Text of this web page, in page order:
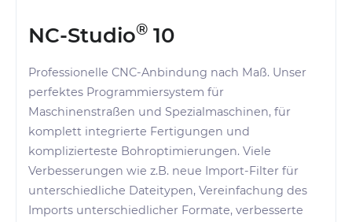
NC-Studio® 10
Professionelle CNC-Anbindung nach Maß. Unser
perfektes Programmiersystem für
Maschinenstraßen und Spezialmaschinen, für
komplett integrierte Fertigungen und
komplizierteste Bohroptimierungen. Viele
Verbesserungen wie z.B. neue Import-Filter für
unterschiedliche Dateitypen, Vereinfachung des
Imports unterschiedlicher Formate, verbesserte